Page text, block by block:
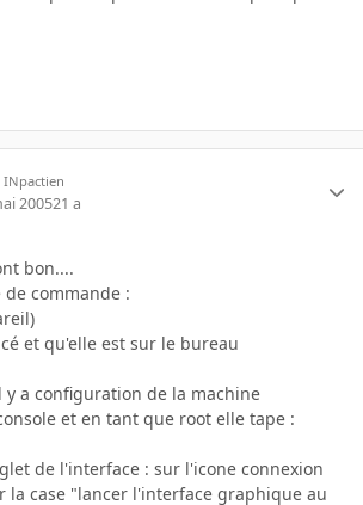
INpactien
200521 a
bon....
commande :
et qu'elle est sur le bureau
a configuration de la machine
et en tant que root elle tape :
de l'interface : sur l'icone connexion
la case "lancer l'interface graphique au